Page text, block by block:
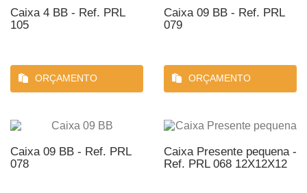
Caixa 4 BB - Ref. PRL
105
ORÇAMENTO
Caixa 09 BB - Ref. PRL
079
ORÇAMENTO
Caixa 09 BB - Ref. PRL
078
Caixa Presente pequena -
Ref. PRL 068 12X12X12